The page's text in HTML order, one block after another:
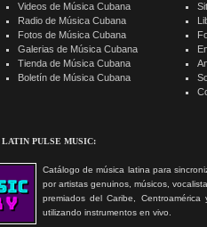
LATIN PULSE MUSIC:
Catálogo de música latina para
por artistas genuinos, músicos,
premiados del Caribe, Centroamérica
utilizando instrumentos en vivo.
Videos de Música Cubana
Radio de Música Cubana
Fotos de Música Cubana
Galerias de Música Cubana
Tienda de Música Cubana
Boletín de Música Cubana